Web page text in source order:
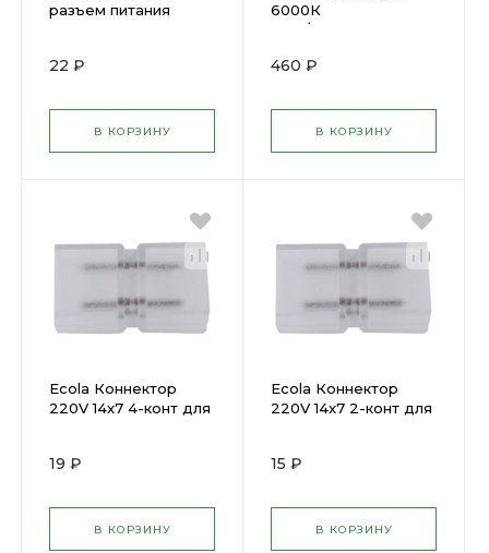
разъем питания
22 ₽
В КОРЗИНУ
6000К
7,2w/m(гермет) 5
460 ₽
В КОРЗИНУ
Ecola Коннектор
220V 14x7 4-конт для
19 ₽
В КОРЗИНУ
Ecola Коннектор
220V 14x7 2-конт для
15 ₽
В КОРЗИНУ